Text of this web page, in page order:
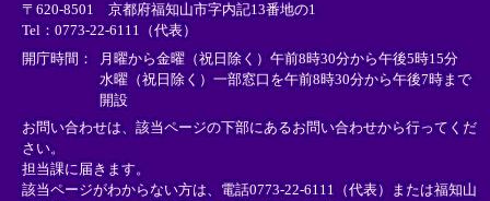
ン
ク
＞
ン
ク
＞
ン
ク
＞
〒620-8501 京都府福知山市字内記13番地の1
Tel：0773-22-6111（代表）
開庁時間： 月曜から金曜（祝日除く）午前8時30分から午後5時15分
水曜（祝日除く）一部窓口を午前8時30分から午後7時まで
開設
お問い合わせは、該当ページの下部にあるお問い合わせから行ってくだ
さい。
担当課に届きます。
該当ページがわからない方は、電話0773-22-6111（代表）または福知山